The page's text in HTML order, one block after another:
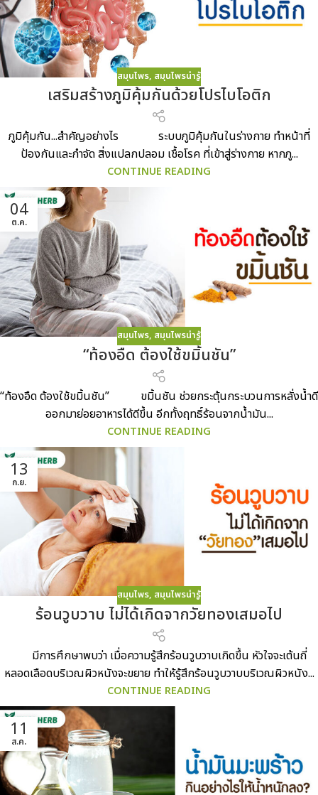
สมุนไพร, สมุนไพรน่ารู้
เสริมสร้างภูมิคุ้มกันด้วยโปรไบโอติก
ภูมิคุ้มกัน...สำคัญอย่างไร ระบบภูมิคุ้มกันในร่างกาย ทำหน้าที่
ป้องกันและกำจัด สิ่งแปลกปลอม เชื้อโรค ที่เข้าสู่ร่างกาย หากภู...
CONTINUE READING
04
ต.ค.
สมุนไพร, สมุนไพรน่ารู้
“ท้องอืด ต้องใช้ขมิ้นชัน”
“ท้องอืด ต้องใช้ขมิ้นชัน” ขมิ้นชัน ช่วยกระตุ้นกระบวนการหลั่งน้ำดี
ออกมาย่อยอาหารได้ดีขึ้น อีกทั้งฤทธิ์ร้อนจากน้ำมัน...
CONTINUE READING
13
ก.ย.
สมุนไพร, สมุนไพรน่ารู้
ร้อนวูบวาบ ไม่ได้เกิดจากวัยทองเสมอไป
มีการศึกษาพบว่า เมื่อความรู้สึกร้อนวูบวาบเกิดขึ้น หัวใจจะเต้นถี่
หลอดเลือดบริเวณผิวหนังจะขยาย ทำให้รู้สึกร้อนวูบวาบบริเวณผิวหนัง...
CONTINUE READING
11
ส.ค.